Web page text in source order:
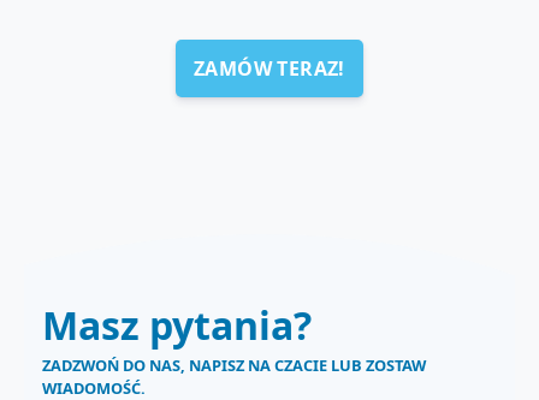
ZAMÓW TERAZ!
Masz pytania?
ZADZWOŃ DO NAS, NAPISZ NA CZACIE LUB ZOSTAW
WIADOMOŚĆ.